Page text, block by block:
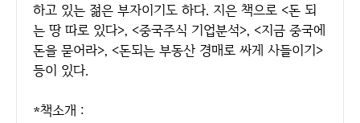
하고 있는 젊은 부자이기도 하다. 지은 책으로 <돈 되
는 땅 따로 있다>, <중국주식 기업분석>, <지금 중국에
돈을 묻어라>, <돈되는 부동산 경매로 싸게 사들이기>
등이 있다.
*책소개 :